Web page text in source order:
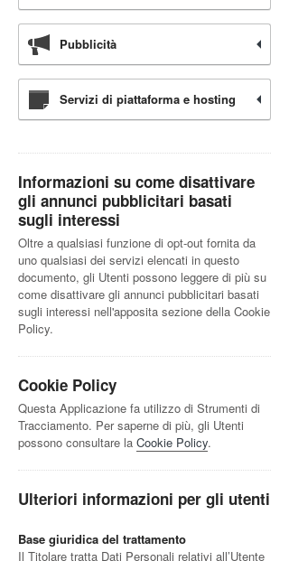
Pubblicità
Servizi di piattaforma e hosting
Informazioni su come disattivare
gli annunci pubblicitari basati
sugli interessi
Oltre a qualsiasi funzione di opt-out fornita da
uno qualsiasi dei servizi elencati in questo
documento, gli Utenti possono leggere di più su
come disattivare gli annunci pubblicitari basati
sugli interessi nell'apposita sezione della Cookie
Policy.
Cookie Policy
Questa Applicazione fa utilizzo di Strumenti di
Tracciamento. Per saperne di più, gli Utenti
possono consultare la Cookie Policy.
Ulteriori informazioni per gli utenti
Base giuridica del trattamento
Il Titolare tratta Dati Personali relativi all’Utente